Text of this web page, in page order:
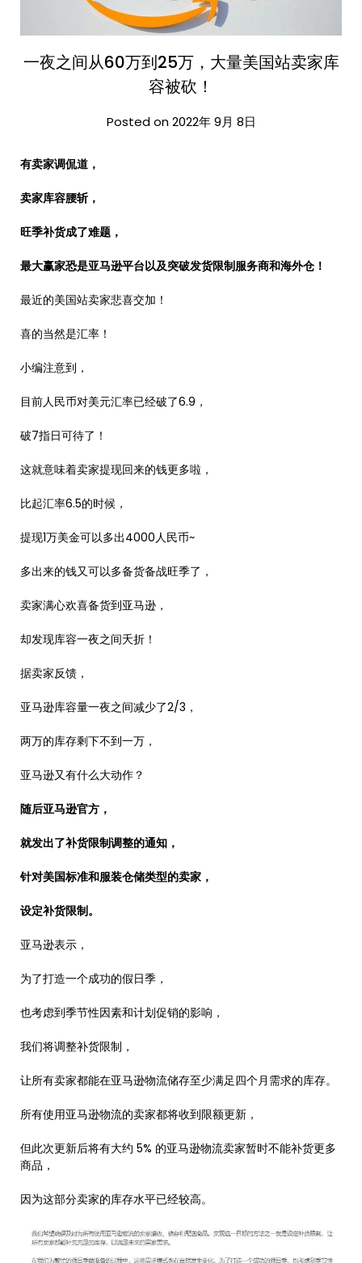
一夜之间从60万到25万，大量美国站卖家库
容被砍！
Posted on 2022年 9月 8日
有卖家调侃道，
卖家库容腰斩，
旺季补货成了难题，
最大赢家恐是亚马逊平台以及突破发货限制服务商和海外仓！
最近的美国站卖家悲喜交加！
喜的当然是汇率！
小编注意到，
目前人民币对美元汇率已经破了6.9，
破7指日可待了！
这就意味着卖家提现回来的钱更多啦，
比起汇率6.5的时候，
提现1万美金可以多出4000人民币~
多出来的钱又可以多备货备战旺季了，
卖家满心欢喜备货到亚马逊，
却发现库容一夜之间夭折！
据卖家反馈，
亚马逊库容量一夜之间减少了2/3，
两万的库存剩下不到一万，
亚马逊又有什么大动作？
随后亚马逊官方，
就发出了补货限制调整的通知，
针对美国标准和服装仓储类型的卖家，
设定补货限制。
亚马逊表示，
为了打造一个成功的假日季，
也考虑到季节性因素和计划促销的影响，
我们将调整补货限制，
让所有卖家都能在亚马逊物流储存至少满足四个月需求的库存。
所有使用亚马逊物流的卖家都将收到限额更新，
但此次更新后将有大约 5% 的亚马逊物流卖家暂时不能补货更多
商品，
因为这部分卖家的库存水平已经较高。